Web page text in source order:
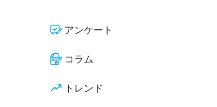
アンケート
コラム
トレンド